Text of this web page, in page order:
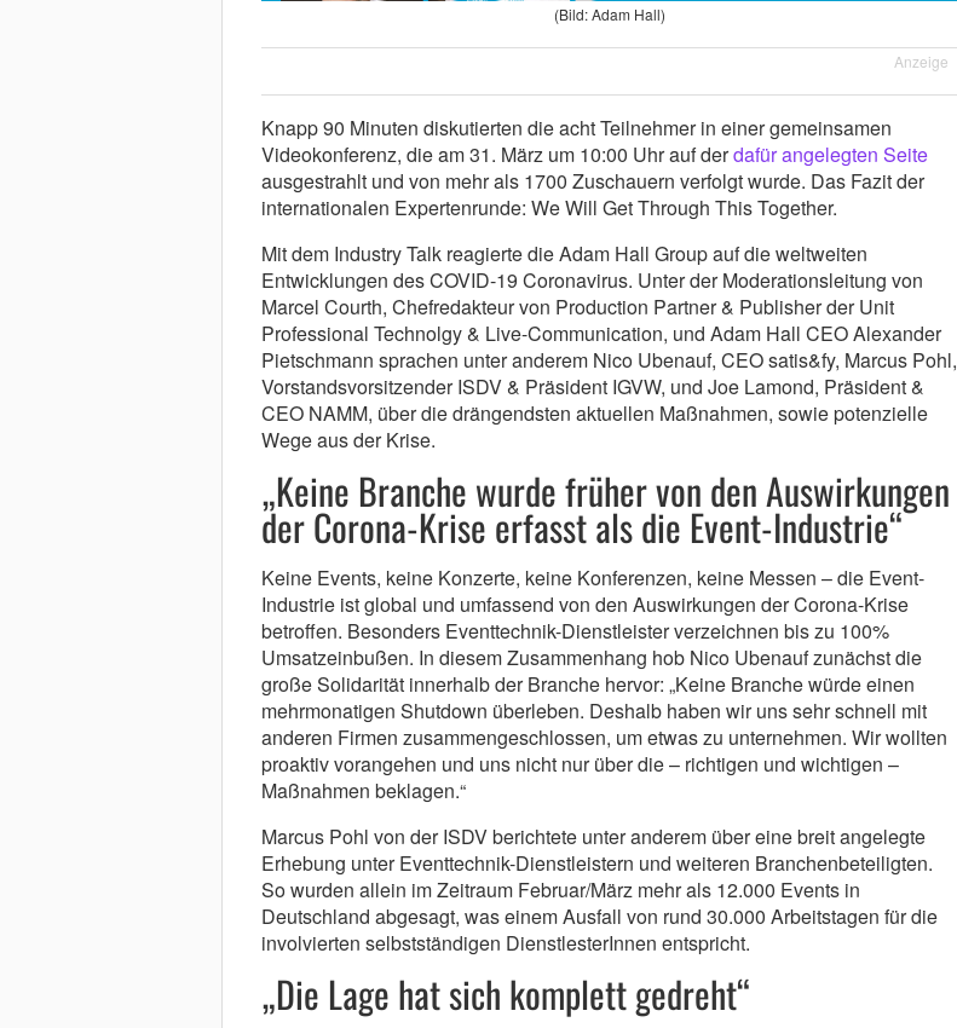
(Bild: Adam Hall)
Anzeige
Knapp 90 Minuten diskutierten die acht Teilnehmer in einer gemeinsamen
Videokonferenz, die am 31. März um 10:00 Uhr auf derdafür angelegten Seite
ausgestrahlt und von mehr als 1700 Zuschauern verfolgt wurde. Das Fazit der
internationalen Expertenrunde: We Will Get Through This Together.
Mit dem Industry Talk reagierte die Adam Hall Group auf die weltweiten
Entwicklungen des COVID-19 Coronavirus. Unter der Moderationsleitung von
Marcel Courth, Chefredakteur von Production Partner & Publisher der Unit
Professional Technolgy & Live-Communication, und Adam Hall CEO Alexander
Pietschmann sprachen unter anderem Nico Ubenauf, CEO satis&fy, Marcus Pohl,
Vorstandsvorsitzender ISDV & Präsident IGVW, und Joe Lamond, Präsident &
CEO NAMM, über die drängendsten aktuellen Maßnahmen, sowie potenzielle
Wege aus der Krise.
„Keine Branche wurde früher von den Auswirkungen
der Corona-Krise erfasst als die Event-Industrie“
Keine Events, keine Konzerte, keine Konferenzen, keine Messen – die Event-
Industrie ist global und umfassend von den Auswirkungen der Corona-Krise
betroffen. Besonders Eventtechnik-Dienstleister verzeichnen bis zu 100%
Umsatzeinbußen. In diesem Zusammenhang hob Nico Ubenauf zunächst die
große Solidarität innerhalb der Branche hervor: „Keine Branche würde einen
mehrmonatigen Shutdown überleben. Deshalb haben wir uns sehr schnell mit
anderen Firmen zusammengeschlossen, um etwas zu unternehmen. Wir wollten
proaktiv vorangehen und uns nicht nur über die – richtigen und wichtigen –
Maßnahmen beklagen.“
Marcus Pohl von der ISDV berichtete unter anderem über eine breit angelegte
Erhebung unter Eventtechnik-Dienstleistern und weiteren Branchenbeteiligten.
So wurden allein im Zeitraum Februar/März mehr als 12.000 Events in
Deutschland abgesagt, was einem Ausfall von rund 30.000 Arbeitstagen für die
involvierten selbstständigen DienstlesterInnen entspricht.
„Die Lage hat sich komplett gedreht“